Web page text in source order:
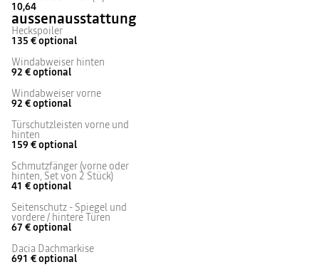
10,64
aussenausstattung
Heckspoiler
135 €optional
Windabweiser hinten
92 €optional
Windabweiser vorne
92 €optional
Türschutzleisten vorne und
hinten
159 €optional
Schmutzfänger (vorne oder
hinten, Set von 2 Stück)
41 €optional
Seitenschutz - Spiegel und
vordere / hintere Türen
67 €optional
Dacia Dachmarkise
691 €optional